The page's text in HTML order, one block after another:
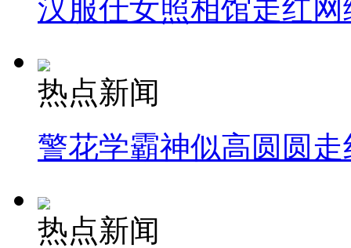
汉服仕女照相馆走红网
热点新闻
警花学霸神似高圆圆走
热点新闻